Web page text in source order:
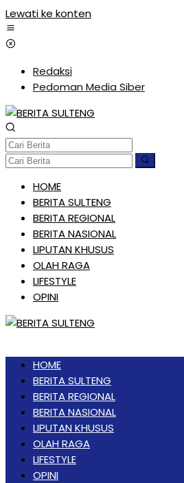
Lewati ke konten
Redaksi
Pedoman Media Siber
HOME
BERITA SULTENG
BERITA REGIONAL
BERITA NASIONAL
LIPUTAN KHUSUS
OLAH RAGA
LIFESTYLE
OPINI
HOME
BERITA SULTENG
BERITA REGIONAL
BERITA NASIONAL
LIPUTAN KHUSUS
OLAH RAGA
LIFESTYLE
OPINI